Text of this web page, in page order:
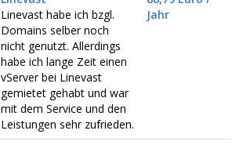
Linevast habe ich bzgl.
Domains selber noch
nicht genutzt. Allerdings
habe ich lange Zeit einen
vServer bei Linevast
gemietet gehabt und war
mit dem Service und den
Leistungen sehr zufrieden.
Jahr